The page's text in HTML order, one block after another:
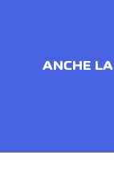
ANCHE